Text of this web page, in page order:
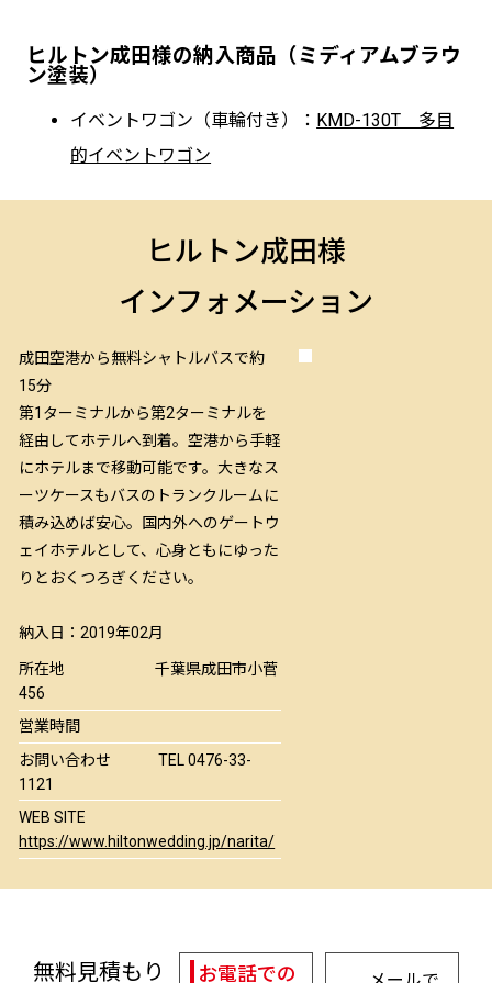
ヒルトン成田様の納入商品（ミディアムブラウ
ン塗装）
イベントワゴン（車輪付き）： KMD-130T 多目
的イベントワゴン
ヒルトン成田様
インフォメーション
成田空港から無料シャトルバスで約
15分
第1ターミナルから第2ターミナルを
経由してホテルへ到着。空港から手軽
にホテルまで移動可能です。大きなス
ーツケースもバスのトランクルームに
積み込めば安心。国内外へのゲートウ
ェイホテルとして、心身ともにゆった
りとおくつろぎください。
納入日：2019年02月
所在地
千葉県成田市小菅
456
営業時間
お問い合わせ
TEL 0476-33-
1121
WEB SITE
https://www.hiltonwedding.jp/narita/
無料見積もり
お電話での